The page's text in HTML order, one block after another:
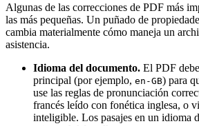
Algunas de las correcciones de PDF más
las más pequeñas. Un puñado de
cambia materialmente cómo maneja un
asistencia.
Idioma del documento. El PDF
principal (por ejemplo, en-GB) para
use las reglas de pronunciación
francés leído con fonética inglesa, o
inteligible. Los pasajes en un idioma